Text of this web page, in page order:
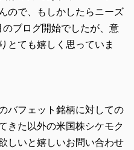
ので、もしかしたらニーズ
ブログ開始でしたが、意
とても嬉しく思っていま
バフェット銘柄に対しての
きた以外の米国株シケモク
しいと嬉しいお問い合わせ